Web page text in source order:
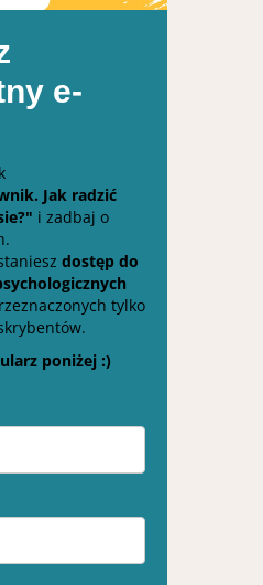
e-
Jak radzić
i zadbaj o
dostęp do
tylko
poniżej :)